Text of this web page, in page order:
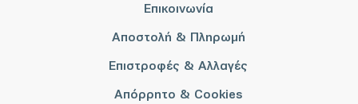
Επικοινωνία
Αποστολή & Πληρωμή
Επιστροφές & Αλλαγές
Απόρρητο & Cookies